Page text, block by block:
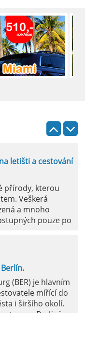
se nachází
Kompletní
je skvělý
letišti a cestování
přírody, kterou
Veškerá
a mnoho
pouze po
(BER) je hlavním
mířící do
i širšího okolí.
se po Berlíně a
pronájem
volbou.